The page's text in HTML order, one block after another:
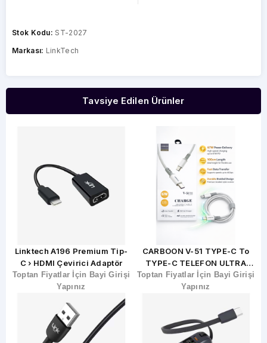
Stok Kodu: ST-2027
Markası: LinkTech
Tavsiye Edilen Ürünler
Linktech A196 Premium Tip-
C › HDMI Çevirici Adaptör
Toptan Fiyatlar İçin Bayi Girişi
Yapınız
CARBOON V-51 TYPE-C To
TYPE-C TELEFON ULTRA
HIZLI ŞARJ KABLOSU 67W
Toptan Fiyatlar İçin Bayi Girişi
Yapınız